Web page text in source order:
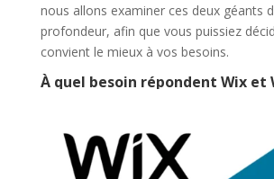
nous allons examiner ces deux géants
profondeur, afin que vous puissiez
convient le mieux à vos besoins.
À quel besoin répondent Wix et